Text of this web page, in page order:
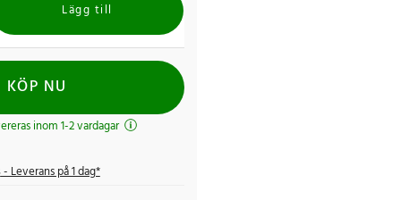
Lägg till
KÖP NU
inom 1-2 vardagar
- Leverans på 1 dag*